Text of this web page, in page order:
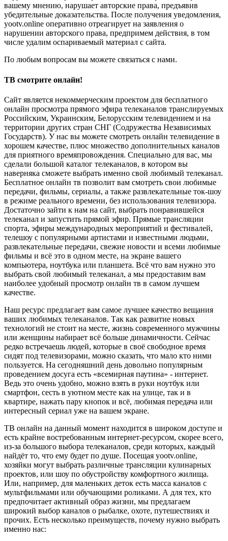
вашему мнению, нарушает авторские права, предъявив
убедительные доказательства. После получения уведомления,
yootv.online оперативно отреагирует на заявления о
нарушении авторского права, предпримем действия, в том
числе удалим оспариваемый материал с сайта.
По любым вопросам вы можете связаться с нами.
ТВ смотрите онлайн!
Сайт является некоммерческим проектом для бесплатного
онлайн просмотра прямого эфира телеканалов транслируемых
Российским, Украинским, Белорусским телевидением и на
территории других стран СНГ (Содружества Независимых
Государств). У нас вы можете смотреть онлайн телевидение в
хорошем качестве, плюс множество дополнительных каналов
для приятного времяпровождения. Специально для вас, мы
сделали большой каталог телеканалов, в котором вы
наверняка сможете выбрать именно свой любимый телеканал.
Бесплатное онлайн тв позволит вам смотреть свои любимые
передачи, фильмы, сериалы, а также развлекательные ток-шоу
в режиме реального времени, без использования телевизора.
Достаточно зайти к нам на сайт, выбрать понравившейся
телеканал и запустить прямой эфир. Прямые трансляции
спорта, эфиры международных мероприятий и фестивалей,
телешоу с популярными артистами и известными людьми,
развлекательные передачи, свежие новости и всеми любимые
фильмы и всё это в одном месте, на экране вашего
компьютера, ноутбука или планшета. Всё что вам нужно это
выбрать свой любимый телеканал, а мы предоставим вам
наиболее удобный просмотр онлайн тв в самом лучшем
качестве.
Наш ресурс предлагает вам самое лучшее качество вещания
ваших любимых телеканалов. Так как развитие новых
технологий не стоит на месте, жизнь современного мужчины
или женщины набирает всё больше динамичности. Сейчас
редко встречаешь людей, которые в своё свободное время
сидят под телевизорами, можно сказать, что мало кто ними
пользуется. На сегодняшний день довольно популярным
проведением досуга есть «всемирная паутина» - интернет.
Ведь это очень удобно, можно взять в руки ноутбук или
смартфон, сесть в уютном месте как на улице, так и в
квартире, нажать пару кнопок и всё, любимая передача или
интересный сериал уже на вашем экране.
ТВ онлайн на данный момент находится в широком доступе и
есть крайне востребованным интернет-ресурсом, скорее всего,
из-за большого выбора телеканалов, среди которых, каждый
найдёт то, что ему будет по душе. Посещая yootv.online,
хозяйки могут выбрать различные трансляции кулинарных
проектов, или шоу по обустройству комфортного жилища.
Или, например, для маленьких деток есть масса каналов с
мультфильмами или обучающими роликами. А для тех, кто
предпочитает активный образ жизни, мы предлагаем
широкий выбор каналов о рыбалке, охоте, путешествиях и
прочих. Есть несколько преимуществ, почему нужно выбрать
именно нас: